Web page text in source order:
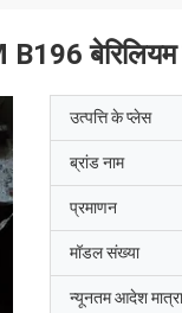
बेरिलियम
उत्पत्ति के प्लेस
ब्रांड नाम
प्रमाणन
मॉडल संख्या
न्यूनतम आदेश मात्रा